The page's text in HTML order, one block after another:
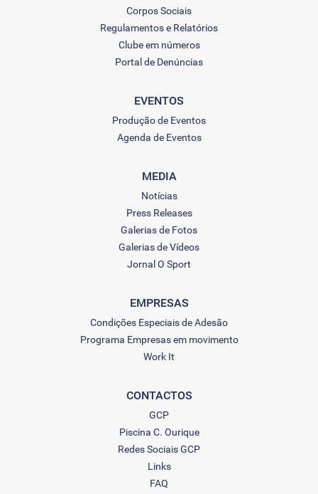
Corpos Sociais
Regulamentos e Relatórios
Clube em números
Portal de Denúncias
EVENTOS
Produção de Eventos
Agenda de Eventos
MEDIA
Notícias
Press Releases
Galerias de Fotos
Galerias de Vídeos
Jornal O Sport
EMPRESAS
Condições Especiais de Adesão
Programa Empresas em movimento
Work It
CONTACTOS
GCP
Piscina C. Ourique
Redes Sociais GCP
Links
FAQ